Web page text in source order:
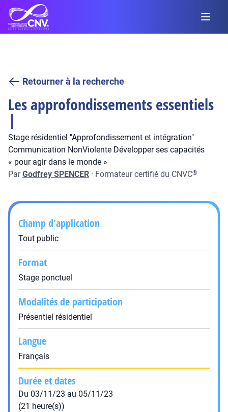
Retourner à la recherche
Les approfondissements essentiels
|
Stage résidentiel "Approfondissement et intégration"
Communication NonViolente Développer ses capacités
« pour agir dans le monde »
ParGodfrey SPENCER · Formateur certifié du CNVC®
Champ d'application
Tout public
Format
Stage ponctuel
Modalités de participation
Présentiel résidentiel
Langue
Français
Durée et dates
Du 03/11/23 au 05/11/23
(21 heure(s))